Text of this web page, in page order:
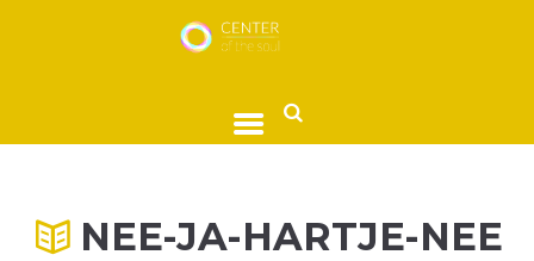
NEE-JA-HARTJE-NEE